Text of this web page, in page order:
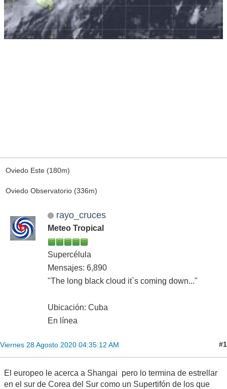
Oviedo Este (180m)
Oviedo Observatorio (336m)
rayo_cruces
Meteo Tropical
Supercélula
Mensajes: 6,890
"The long black cloud it`s coming down..."
Ubicación: Cuba
En línea
Viernes 28 Agosto 2020 04:35:12 AM #1
El europeo le acerca a Shangai pero lo termina de estrellar
en el sur de Corea del Sur como un Supertifón de los que